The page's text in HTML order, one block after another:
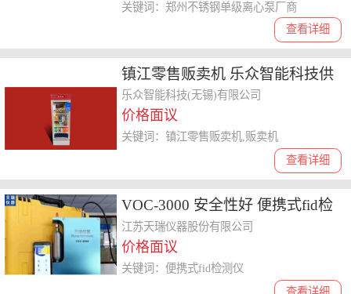
查看详细
关键词：郑州不锈钢单级离心泵厂商
镇江零售贩卖机 乐众智能科技供
应
乐众智能科技(无锡)有限公司
价格面议
查看详细
关键词：镇江零售贩卖机,贩卖机
VOC-3000 安全性好 便携式fid检
测仪
江苏天瑞仪器股份有限公司
价格面议
查看详细
关键词：便携式fid检测仪